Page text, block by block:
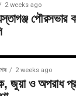
2 weeks ago
পৌরসভার
2 weeks ago
জুয়া ও অপরাধ